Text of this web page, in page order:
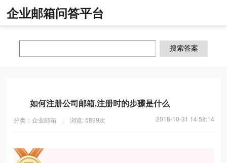
企业邮箱问答平台
如何注册公司邮箱,注册时的步骤是什么
分类：企业邮箱
| 浏览: 5899次 2018-10-31 14:58:14